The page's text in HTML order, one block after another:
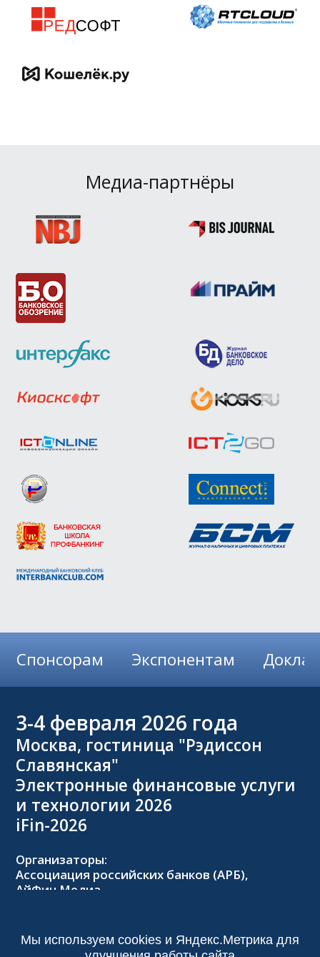
Медиа-партнёры
Спонсорам Экспонентам
3-4 февраля 2026 года
Москва, гостиница "Рэдиссон
Славянская"
Электронные финансовые услуги
и технологии 2026
iFin-2026
Организаторы:
Ассоциация российских банков (АРБ),
АйФин Медиа
Тел.: +7 (495) 229-8502, 2026@forumifin.ru
Мы используем cookies и Яндекс.Метрика для